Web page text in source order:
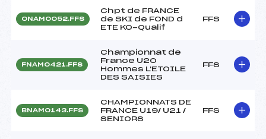
ONAM0052.FFS
Chpt de FRANCE
de SKI de FOND d
ETE KO-Qualif
FFS
FNAM0421.FFS
Championnat de
France U20
Hommes L'ETOILE
DES SAISIES
FFS
BNAM0143.FFS
CHAMPIONNATS DE
FRANCE U19/ U21 /
SENIORS
FFS